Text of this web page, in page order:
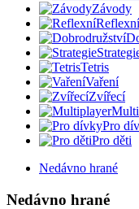
Závody
Reflexní
Tetris
Vaření
Zvířecí
Pro
Pro děti
Nedávno hrané
Nedávno hrané